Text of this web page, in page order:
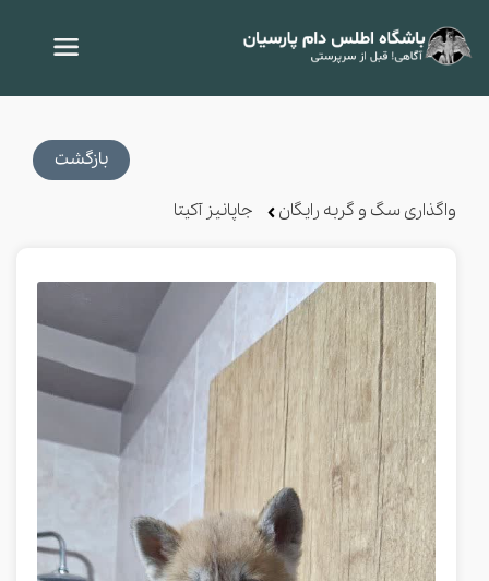
بازگشت
واگذاری سگ و گربه رایگان جاپانیز آکیتا